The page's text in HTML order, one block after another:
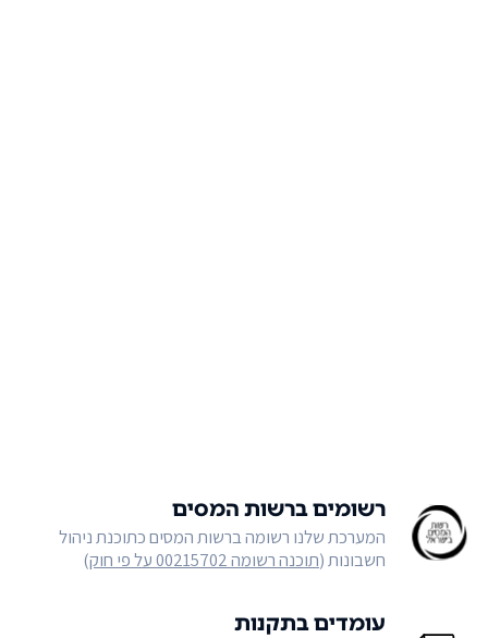
רשומים ברשות המסים
המערכת שלנו רשומה ברשות המסים כתוכנת ניהול
חשבונות (תוכנה רשומה 00215702 על פי חוק )
עומדים בתקנות